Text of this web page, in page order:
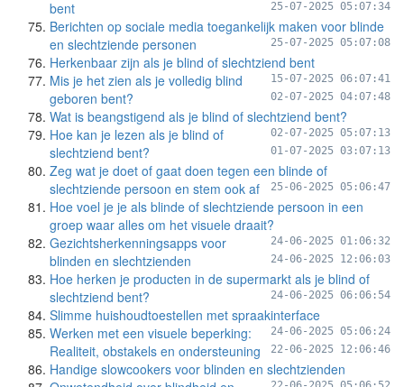
bent
25-07-2025 05:07:34
Berichten op sociale media toegankelijk maken voor blinde
en slechtziende personen
25-07-2025 05:07:08
Herkenbaar zijn als je blind of slechtziend bent
15-07-2025 06:07:41
Mis je het zien als je volledig blind
geboren bent?
02-07-2025 04:07:48
Wat is beangstigend als je blind of slechtziend bent?
02-07-2025 05:07:13
Hoe kan je lezen als je blind of
slechtziend bent?
01-07-2025 03:07:13
Zeg wat je doet of gaat doen tegen een blinde of
slechtziende persoon en stem ook af
25-06-2025 05:06:47
Hoe voel je je als blinde of slechtziende persoon in een
groep waar alles om het visuele draait?
24-06-2025 01:06:32
Gezichtsherkenningsapps voor
blinden en slechtzienden
24-06-2025 12:06:03
Hoe herken je producten in de supermarkt als je blind of
slechtziend bent?
24-06-2025 06:06:54
Slimme huishoudtoestellen met spraakinterface
24-06-2025 05:06:24
Werken met een visuele beperking:
Realiteit, obstakels en ondersteuning
22-06-2025 12:06:46
Handige slowcookers voor blinden en slechtzienden